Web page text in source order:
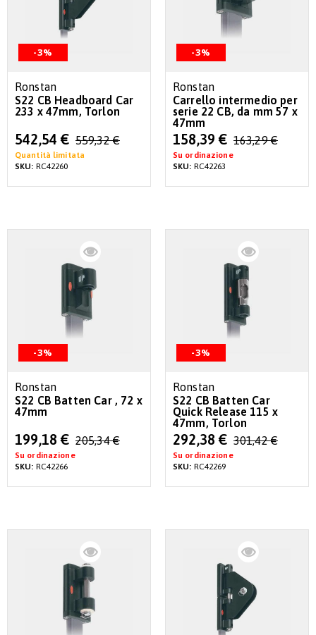
-3%
Ronstan
S22 CB Headboard Car
233 x 47mm, Torlon
Special
Price
542,54 € 559,32 €
Quantità limitata
SKU: RC42260
-3%
Ronstan
Carrello intermedio per
serie 22 CB, da mm 57 x
47mm
Special
Price
158,39 € 163,29 €
Su ordinazione
SKU: RC42263
-3%
Ronstan
S22 CB Batten Car , 72 x
47mm
Special
Price
199,18 € 205,34 €
Su ordinazione
SKU: RC42266
-3%
Ronstan
S22 CB Batten Car
Quick Release 115 x
47mm, Torlon
Special
Price
292,38 € 301,42 €
Su ordinazione
SKU: RC42269